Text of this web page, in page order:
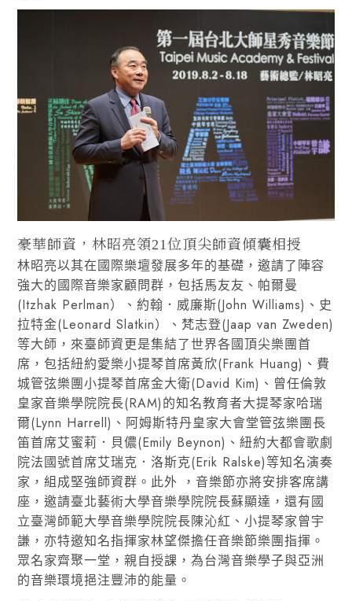
豪華師資，林昭亮領21位頂尖師資傾囊相授
林昭亮以其在國際樂壇發展多年的基礎，邀請了陣容
強大的國際音樂家顧問群，包括馬友友、帕爾曼
(Itzhak Perlman）、約翰．威廉斯(John Williams)、史
拉特金(Leonard Slatkin）、梵志登(Jaap van Zweden)
等大師，來臺師資更是集結了世界各國頂尖樂團首
席，包括紐約愛樂小提琴首席黃欣(Frank Huang)、費
城管弦樂團小提琴首席金大衛(David Kim)、曾任倫敦
皇家音樂學院院長(RAM)的知名教育者大提琴家哈瑞
爾(Lynn Harrell)、阿姆斯特丹皇家大會堂管弦樂團長
笛首席艾蜜莉．貝儂(Emily Beynon)、紐約大都會歌劇
院法國號首席艾瑞克．洛斯克(Erik Ralske)等知名演奏
家，組成堅強師資群。此外 ，音樂節亦將安排客席講
座，邀請臺北藝術大學音樂學院院長蘇顯達，還有國
立臺灣師範大學音樂學院院長陳沁紅、小提琴家曾宇
謙，亦特邀知名指揮家林望傑擔任音樂節樂團指揮。
眾名家齊聚一堂，親自授課，為台灣音樂學子與亞洲
的音樂環境挹注豐沛的能量。